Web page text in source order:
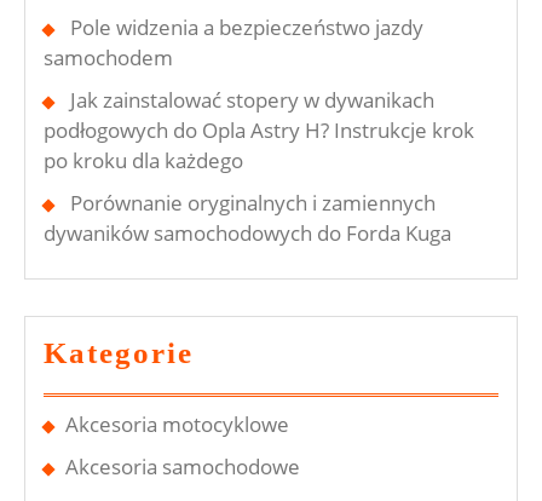
Pole widzenia a bezpieczeństwo jazdy
samochodem
Jak zainstalować stopery w dywanikach
podłogowych do Opla Astry H? Instrukcje krok
po kroku dla każdego
Porównanie oryginalnych i zamiennych
dywaników samochodowych do Forda Kuga
Kategorie
Akcesoria motocyklowe
Akcesoria samochodowe